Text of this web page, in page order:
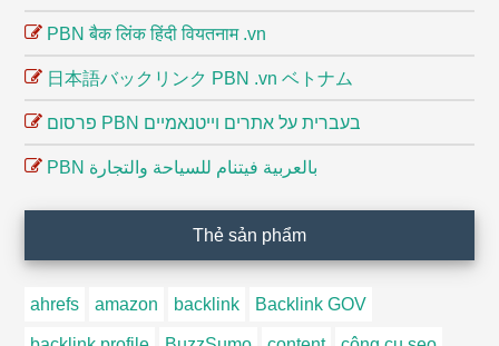
PBN बैक लिंक हिंदी वियतनाम .vn
日本語バックリンク PBN .vn ベトナム
פרסום PBN בעברית על אתרים וייטנאמיים
PBN بالعربية فيتنام للسياحة والتجارة
Thẻ sản phẩm
ahrefs amazon backlink Backlink GOV